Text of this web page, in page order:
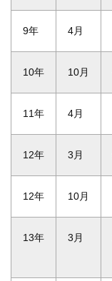
9年 4月
10年 10月
11年 4月
12年 3月
12年 10月
13年 3月